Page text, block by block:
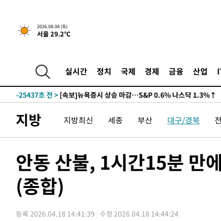
2026.08.08 (토)
서울 29.2℃
실시간 정치 국제 경제 금융 산업
-25437초 전 > [속보]뉴욕증시 상승 마감…S&P 0.6% 나스닥 1.3%↑
지방 지방최신 세종 부산 대구/경북
안동 산불, 1시간15분 만
(종합)
등록 2026.04.18 14:41:39 수정 2026.04.18 14:44:24